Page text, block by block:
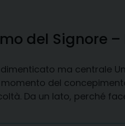
del Signore –
ma centrale
momento del
Da un lato, perché